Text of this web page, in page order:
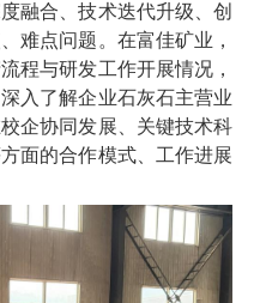
融合、技术迭代升级、创
难点问题。在富佳矿业，
程与研发工作开展情况，
入了解企业石灰石主营业
企协同发展、关键技术科
面的合作模式、工作进展